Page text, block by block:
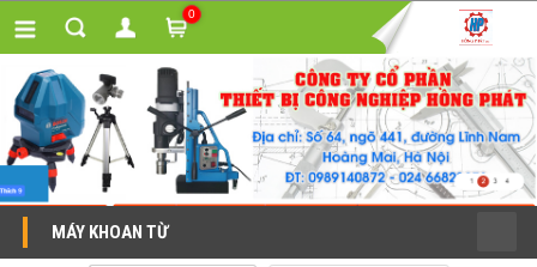
0
MÁY KHOAN TỪ